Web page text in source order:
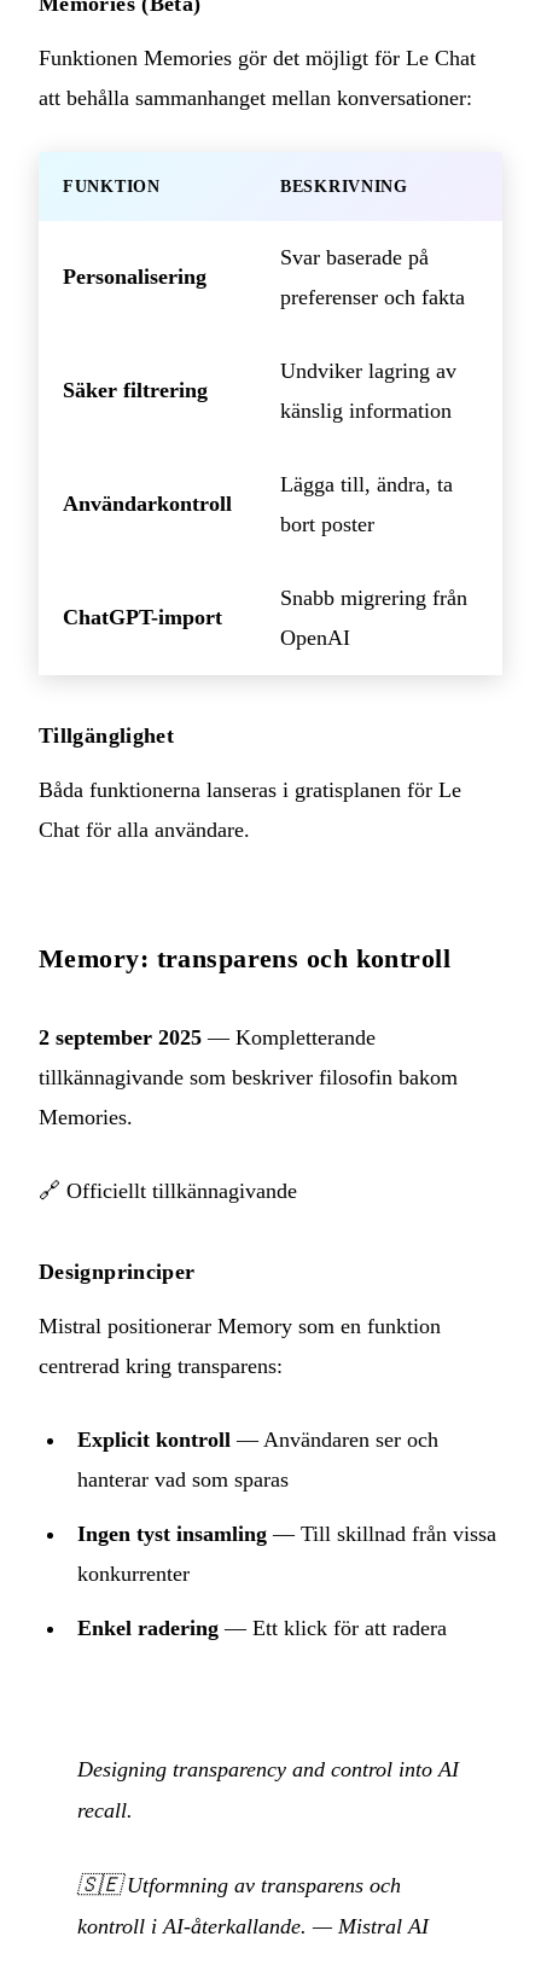
Funktionen Memories gör det möjligt för Le Chat
att behålla sammanhanget mellan konversationer:
FUNKTION BESKRIVNING
Personalisering
Svar baserade på
preferenser och fakta
Säker filtrering
Undviker lagring av
känslig information
Användarkontroll
Lägga till, ändra, ta
bort poster
ChatGPT-import
Snabb migrering från
OpenAI
Tillgänglighet
Båda funktionerna lanseras i gratisplanen för Le
Chat för alla användare.
Memory: transparens och kontroll
2 september 2025 — Kompletterande
tillkännagivande som beskriver filosofin bakom
Memories.
🔗 Officiellt tillkännagivande
Designprinciper
Mistral positionerar Memory som en funktion
centrerad kring transparens:
Explicit kontroll — Användaren ser och
hanterar vad som sparas
Ingen tyst insamling — Till skillnad från vissa
konkurrenter
Enkel radering — Ett klick för att radera
Designing transparency and control into AI
recall.
🇸🇪Utformning av transparens och
kontroll i AI-återkallande. — Mistral AI